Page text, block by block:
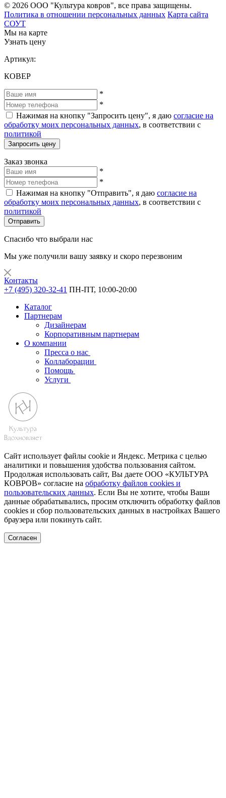
© 2026 ООО "Культура ковров", все права защищены.
Политика в отношении персональных данных Карта сайта
СОУТ
Мы на карте
Узнать цену
Артикул:
КОВЕР
*
*
Нажимая на кнопку "Запросить цену", я даю согласие на
обработку моих персональных данных, в соответствии с
политикой
Запросить цену
Заказ звонка
*
*
Нажимая на кнопку "Отправить", я даю согласие на
обработку моих персональных данных, в соответствии с
политикой
Отправить
Спасибо что выбрали нас
Мы уже получили вашу заявку и скоро перезвоним
Контакты
+7 (495) 320-32-41 ПН-ПТ, 10:00-20:00
Каталог
Партнерам
Дизайнерам
Корпоративным партнерам
О компании
Пресса о нас
Коллаборации
Помощь
Услуги
Сайт использует файлы cookie и Яндекс. Метрика с целью
аналитики и повышения удобства пользования сайтом.
Продолжая использовать сайт, Вы даете ООО «КУЛЬТУРА
КОВРОВ» согласие на обработку файлов cookies и
пользовательских данных. Если Вы не хотите, чтобы Ваши
данные обрабатывались, просим отключить обработку файлов
cookies и сбор пользовательских данных в настройках Вашего
браузера или покинуть сайт.
Согласен